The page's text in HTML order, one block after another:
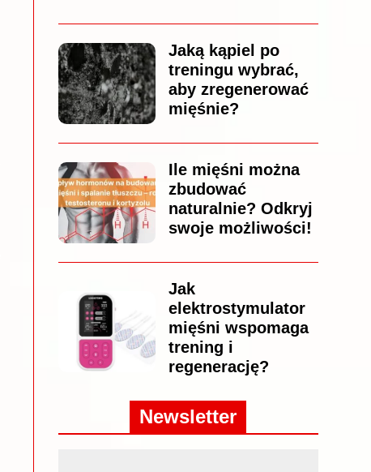
Jaką kąpiel po
treningu wybrać,
aby zregenerować
mięśnie?
Ile mięśni można
zbudować
naturalnie? Odkryj
swoje możliwości!
Jak
elektrostymulator
mięśni wspomaga
trening i
regenerację?
Newsletter